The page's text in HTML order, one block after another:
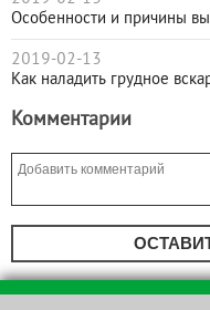
Особенности и причины
2019-02-13
Как наладить грудное
Комментарии